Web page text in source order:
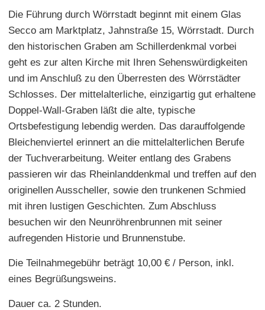
Die Führung durch Wörrstadt beginnt mit einem Glas
Secco am Marktplatz, Jahnstraße 15, Wörrstadt. Durch
den historischen Graben am Schillerdenkmal vorbei
geht es zur alten Kirche mit Ihren Sehenswürdigkeiten
und im Anschluß zu den Überresten des Wörrstädter
Schlosses. Der mittelalterliche, einzigartig gut erhaltene
Doppel-Wall-Graben läßt die alte, typische
Ortsbefestigung lebendig werden. Das darauffolgende
Bleichenviertel erinnert an die mittelalterlichen Berufe
der Tuchverarbeitung. Weiter entlang des Grabens
passieren wir das Rheinlanddenkmal und treffen auf den
originellen Ausscheller, sowie den trunkenen Schmied
mit ihren lustigen Geschichten. Zum Abschluss
besuchen wir den Neunröhrenbrunnen mit seiner
aufregenden Historie und Brunnenstube.
Die Teilnahmegebühr beträgt 10,00 € / Person, inkl.
eines Begrüßungsweins.
Dauer ca. 2 Stunden.